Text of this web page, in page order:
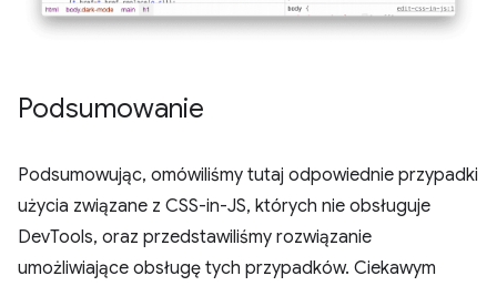
Podsumowanie
Podsumowując, omówiliśmy tutaj odpowiednie przypadki
użycia związane z CSS-in-JS, których nie obsługuje
DevTools, oraz przedstawiliśmy rozwiązanie
umożliwiające obsługę tych przypadków. Ciekawym